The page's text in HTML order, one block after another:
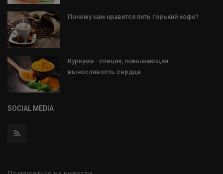
Почему нам нравится пить горький кофе?
Куркума - специя, повышающая
выносливость сердца
SOCIAL MEDIA